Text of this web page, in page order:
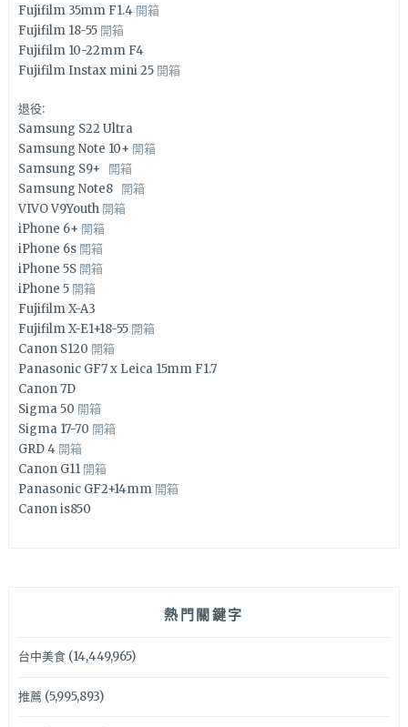
Fujifilm 35mm F1.4 開箱
Fujifilm 18-55 開箱
Fujifilm 10-22mm F4
Fujifilm Instax mini 25 開箱
退役:
Samsung S22 Ultra
Samsung Note 10+ 開箱
Samsung S9+ 開箱
Samsung Note8 開箱
VIVO V9Youth 開箱
iPhone 6+ 開箱
iPhone 6s 開箱
iPhone 5S 開箱
iPhone 5 開箱
Fujifilm X-A3
Fujifilm X-E1+18-55 開箱
Canon S120 開箱
Panasonic GF7 x Leica 15mm F1.7
Canon 7D
Sigma 50 開箱
Sigma 17-70 開箱
GRD 4 開箱
Canon G11 開箱
Panasonic GF2+14mm 開箱
Canon is850
熱門關鍵字
台中美食(14,449,965)
推薦(5,995,893)